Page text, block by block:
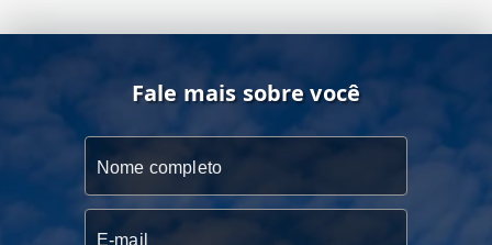
Fale mais sobre você